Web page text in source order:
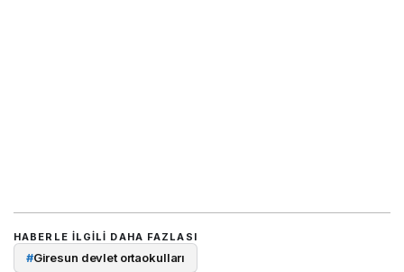
HABERLE ILGILI DAHA FAZLASI
#Giresun devlet ortaokulları